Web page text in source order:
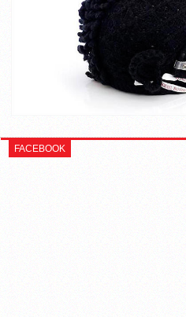
FACEBOOK